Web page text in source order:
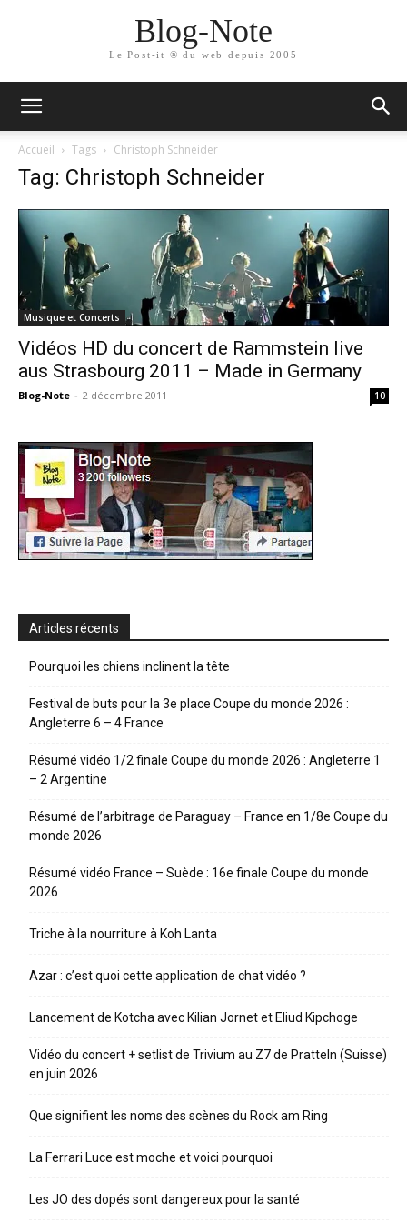
Blog-Note
Le Post-it ® du web depuis 2005
Accueil Tags Christoph Schneider
Tag: Christoph Schneider
Musique et Concerts
Vidéos HD du concert de Rammstein live
aus Strasbourg 2011 – Made in Germany
Blog-Note - 2 décembre 2011 10
Articles récents
Pourquoi les chiens inclinent la tête
Festival de buts pour la 3e place Coupe du monde 2026 :
Angleterre 6 – 4 France
Résumé vidéo 1/2 finale Coupe du monde 2026 : Angleterre 1
– 2 Argentine
Résumé de l’arbitrage de Paraguay – France en 1/8e Coupe du
monde 2026
Résumé vidéo France – Suède : 16e finale Coupe du monde
2026
Triche à la nourriture à Koh Lanta
Azar : c’est quoi cette application de chat vidéo ?
Lancement de Kotcha avec Kilian Jornet et Eliud Kipchoge
Vidéo du concert + setlist de Trivium au Z7 de Pratteln (Suisse)
en juin 2026
Que signifient les noms des scènes du Rock am Ring
La Ferrari Luce est moche et voici pourquoi
Les JO des dopés sont dangereux pour la santé